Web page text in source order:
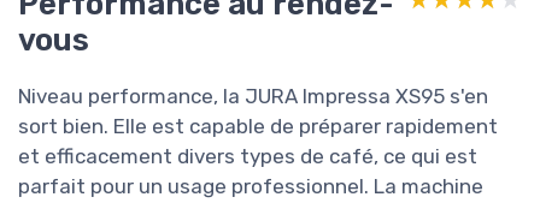
vous
Niveau performance, la JURA Impressa XS95 s'en
sort bien. Elle est capable de préparer rapidement
et efficacement divers types de café, ce qui est
parfait pour un usage professionnel. La machine